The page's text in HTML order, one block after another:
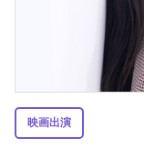
映画出演